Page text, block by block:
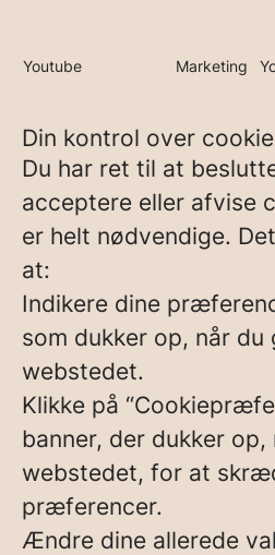
Youtube Marketing
Din kontrol over
Du har ret til at
acceptere eller afvise
er helt nødvendige.
at:
Indikere dine
som dukker op, når du
webstedet.
Klikke på
banner, der dukker
webstedet, for at
præferencer.
Ændre dine allerede